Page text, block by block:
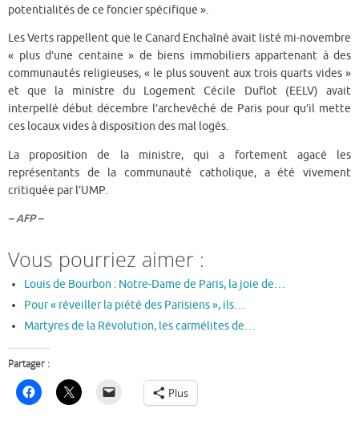
potentialités de ce foncier spécifique ».
Les Verts rappellent que le Canard Enchaîné avait listé mi-novembre
« plus d’une centaine » de biens immobiliers appartenant à des
communautés religieuses, « le plus souvent aux trois quarts vides »
et que la ministre du Logement Cécile Duflot (EELV) avait
interpellé début décembre l’archevêché de Paris pour qu’il mette
ces locaux vides à disposition des mal logés.
La proposition de la ministre, qui a fortement agacé les
représentants de la communauté catholique, a été vivement
critiquée par l’UMP.
– AFP –
Vous pourriez aimer :
Louis de Bourbon : Notre-Dame de Paris, la joie de…
Pour « réveiller la piété des Parisiens », ils…
Martyres de la Révolution, les carmélites de…
Partager :
Plus